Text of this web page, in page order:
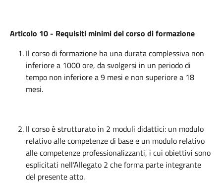
Articolo 10 - Requisiti minimi del corso di formazione
Il corso di formazione ha una durata complessiva non
inferiore a 1000 ore, da svolgersi in un periodo di
tempo non inferiore a 9 mesi e non superiore a 18
mesi.
Il corso è strutturato in 2 moduli didattici: un modulo
relativo alle competenze di base e un modulo relativo
alle competenze professionalizzanti, i cui obiettivi sono
esplicitati nell’Allegato 2 che forma parte integrante
del presente atto.